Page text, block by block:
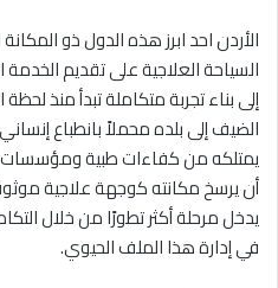
الأردن احد ابرز هذه الدول ذو
السياحة العلاجية على تقديم الخدمة
إلى بناء تجربة متكاملة تبدأ منذ
الضيف إلى بلده محملاً بانطباع
يمتلكه من كفاءات طبية
أن يرسخ مكانته كوجهة علاجية
يدخل مرحلة أكثر تطورًا من خلال
في إدارة هذا الملف الحيوي.